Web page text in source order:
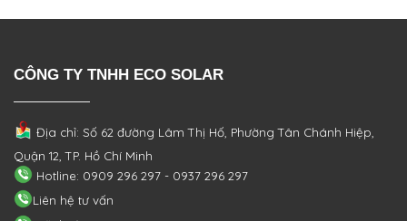
CÔNG TY TNHH ECO SOLAR
Địa chỉ: Số 62 đường Lâm Thị Hố, PhườngTân Chánh Hiệp,
Quận 12, TP. Hồ Chí Minh
Hotline: 0909 296 297 - 0937 296 297
Liên hệ tư vấn